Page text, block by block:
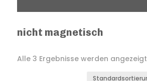
nicht magnetisch
Alle 3 Ergebnisse werden angezeigt